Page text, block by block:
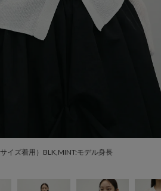
イズ着用）BLK,MINT:モデル身長